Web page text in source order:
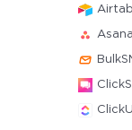
Asana